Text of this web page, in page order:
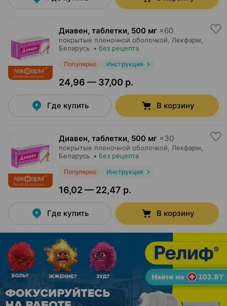
Диавен, таблетки, 500 мг ×60
покрытые пленочной оболочкой, Лекфарм
Беларусь • без рецепта
Популярно Инструкция
24,96 — 37,00 р.
Где купить В корзину
Диавен, таблетки, 500 мг ×30
покрытые пленочной оболочкой, Лекфарм
Беларусь • без рецепта
Популярно Инструкция
16,02 — 22,47 р.
Где купить В корзину